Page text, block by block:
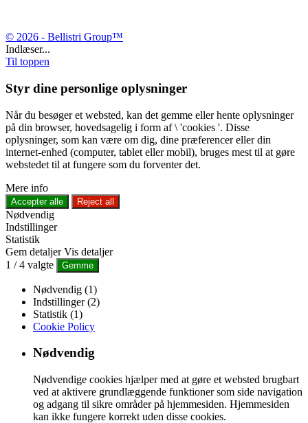
© 2026 - Bellistri Group™
Indlæser...
Til toppen
Styr dine personlige oplysninger
Når du besøger et websted, kan det gemme eller hente oplysninger
på din browser, hovedsagelig i form af \ 'cookies '. Disse
oplysninger, som kan være om dig, dine præferencer eller din
internet-enhed (computer, tablet eller mobil), bruges mest til at gøre
webstedet til at fungere som du forventer det.
Mere info
Accepter alle Reject all
Nødvendig
Indstillinger
Statistik
Gem detaljer Vis detaljer
1 /4 valgte Gemme
Nødvendig (1)
Indstillinger (2)
Statistik (1)
Cookie Policy
Nødvendig
Nødvendige cookies hjælper med at gøre et websted brugbart
ved at aktivere grundlæggende funktioner som side navigation
og adgang til sikre områder på hjemmesiden. Hjemmesiden
kan ikke fungere korrekt uden disse cookies.